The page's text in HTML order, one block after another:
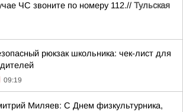
ЧС звоните по номеру 112.// Тульская
рюкзак школьника: чек-лист для
09:19
Миляев: С Днем физкультурника,